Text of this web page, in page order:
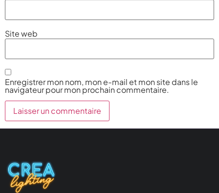
Site web
Enregistrer mon nom, mon e-mail et mon site dans le
navigateur pour mon prochain commentaire.